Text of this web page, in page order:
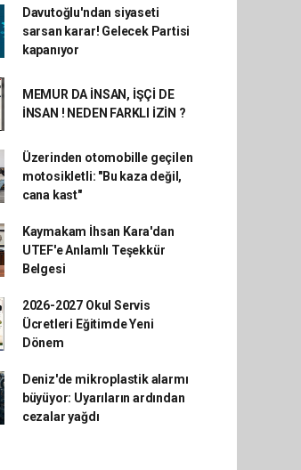
Davutoğlu'ndan siyaseti
sarsan karar! Gelecek Partisi
kapanıyor
MEMUR DA İNSAN, İŞÇİ DE
İNSAN ! NEDEN FARKLI İZİN ?
Üzerinden otomobille geçilen
motosikletli: "Bu kaza değil,
cana kast"
Kaymakam İhsan Kara'dan
UTEF'e Anlamlı Teşekkür
Belgesi
2026-2027 Okul Servis
Ücretleri Eğitimde Yeni
Dönem
Deniz'de mikroplastik alarmı
büyüyor: Uyarıların ardından
cezalar yağdı